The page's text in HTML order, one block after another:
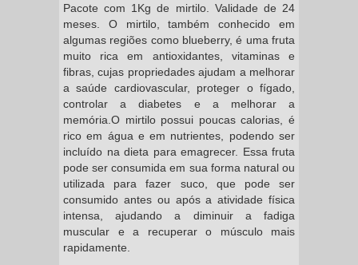
Pacote com 1Kg de mirtilo. Validade de 24
meses. O mirtilo, também conhecido em
algumas regiões como blueberry, é uma fruta
muito rica em antioxidantes, vitaminas e
fibras, cujas propriedades ajudam a melhorar
a saúde cardiovascular, proteger o fígado,
controlar a diabetes e a melhorar a
memória.O mirtilo possui poucas calorias, é
rico em água e em nutrientes, podendo ser
incluído na dieta para emagrecer. Essa fruta
pode ser consumida em sua forma natural ou
utilizada para fazer suco, que pode ser
consumido antes ou após a atividade física
intensa, ajudando a diminuir a fadiga
muscular e a recuperar o músculo mais
rapidamente.